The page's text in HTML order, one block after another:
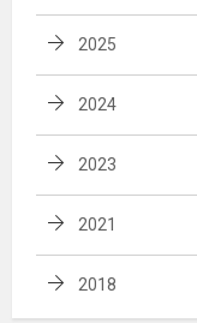
2025
2024
2023
2021
2018